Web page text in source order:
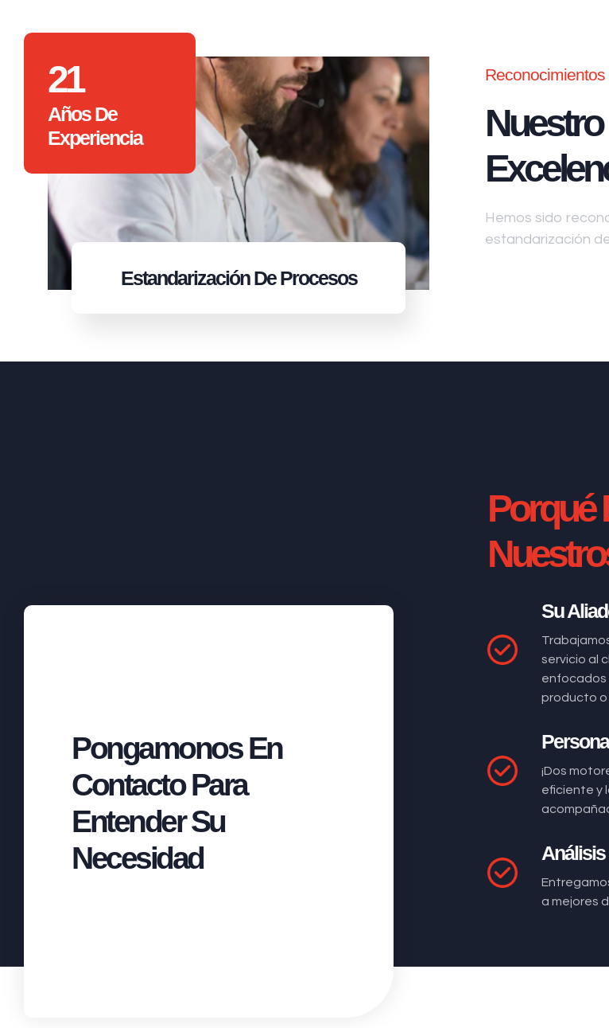
21
Años De
Experiencia
EstandarizaciónDe Procesos
Reconocimientos
Hemos sido
estandarización
Pongamonos En
Contacto Para
Entender Su
Necesidad
Porqué
Su
servicio al
enfocados
producto o
¡Dos
eficiente y
Análisis
a mejores